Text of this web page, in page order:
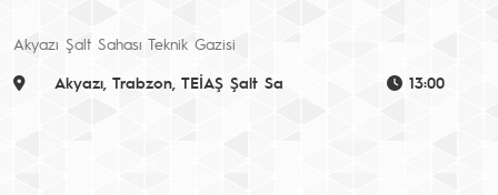
Akyazı Şalt Sahası Teknik Gazisi
Akyazı, Trabzon, TEİAŞ Şalt Sa
13:00